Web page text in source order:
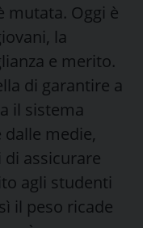
mutata. Oggi è
la
e merito.
di garantire a
il sistema
medie,
di assicurare
agli studenti
il peso ricade